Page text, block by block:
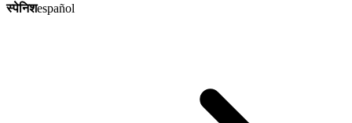
स्पेनिशespañol